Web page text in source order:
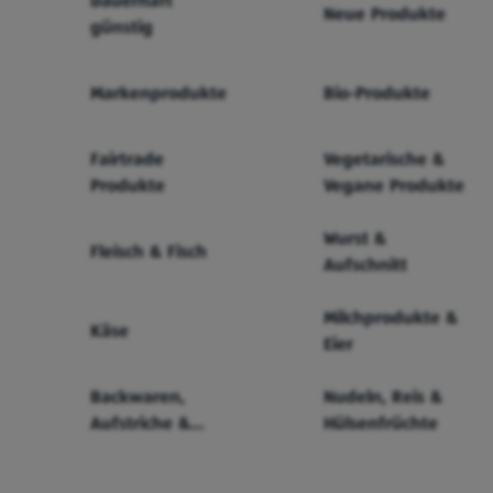
günstig
Neue Produkte
Markenprodukte Bio-Produkte
Fairtrade
Produkte
Vegetarische &
Vegane Produkte
Fleisch & Fisch
Wurst &
Aufschnitt
Käse
Milchprodukte &
Eier
Backwaren,
Aufstriche &
Nudeln, Reis &
Hülsenfrüchte